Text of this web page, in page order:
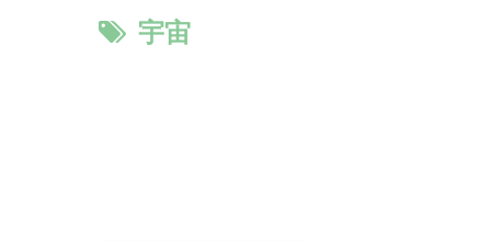
宇宙